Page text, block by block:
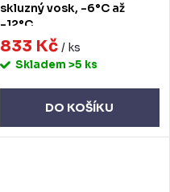
skluzný vosk, -6°C až
-12°C
833 Kč / ks
Skladem >5 ks
DO KOŠÍKU